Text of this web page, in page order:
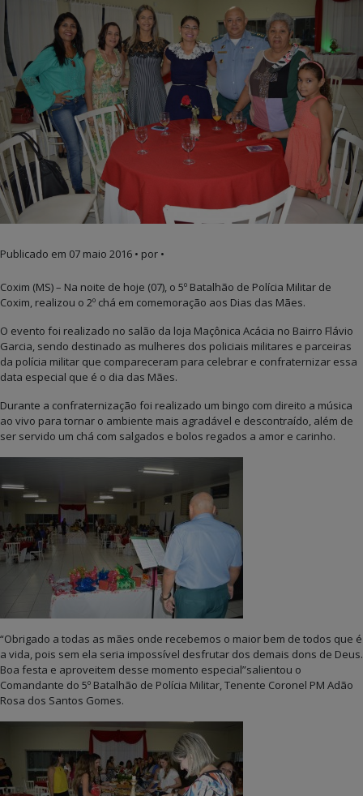
Publicado em 07 maio 2016 • por •
Coxim (MS) – Na noite de hoje (07), o 5º Batalhão de Polícia Militar de
Coxim, realizou o 2º chá em comemoração aos Dias das Mães.
O evento foi realizado no salão da loja Maçônica Acácia no Bairro Flávio
Garcia, sendo destinado as mulheres dos policiais militares e parceiras
da polícia militar que compareceram para celebrar e confraternizar essa
data especial que é o dia das Mães.
Durante a confraternização foi realizado um bingo com direito a música
ao vivo para tornar o ambiente mais agradável e descontraído, além de
ser servido um chá com salgados e bolos regados a amor e carinho.
“Obrigado a todas as mães onde recebemos o maior bem de todos que é
a vida, pois sem ela seria impossível desfrutar dos demais dons de Deus.
Boa festa e aproveitem desse momento especial”salientou o
Comandante do 5º Batalhão de Polícia Militar, Tenente Coronel PM Adão
Rosa dos Santos Gomes.